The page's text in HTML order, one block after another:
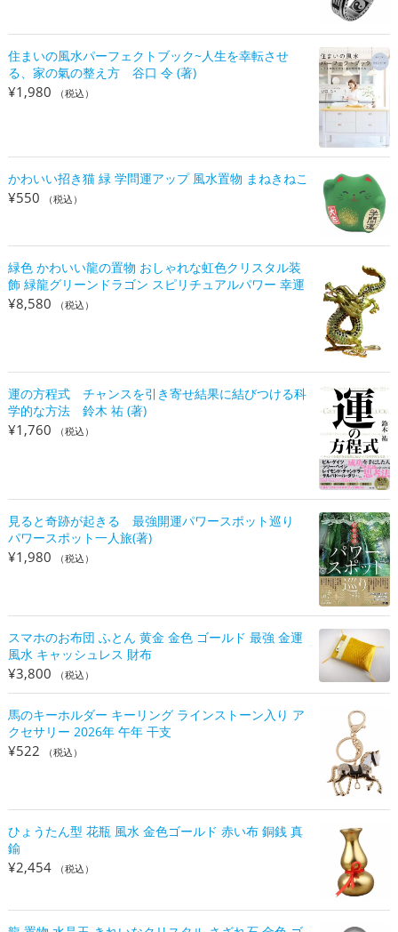
住まいの風水パーフェクトブック~人生を幸転させ
る、家の氣の整え方 谷口 令 (著)
¥1,980 （税込）
かわいい招き猫 緑 学問運アップ 風水置物 まねきねこ
¥550 （税込）
緑色 かわいい龍の置物 おしゃれな虹色クリスタル装
飾 緑龍グリーンドラゴン スピリチュアルパワー 幸運
¥8,580 （税込）
運の方程式 チャンスを引き寄せ結果に結びつける科
学的な方法 鈴木 祐 (著)
¥1,760 （税込）
見ると奇跡が起きる 最強開運パワースポット巡り
パワースポット一人旅(著)
¥1,980 （税込）
スマホのお布団 ふとん 黄金 金色 ゴールド 最強 金運
風水 キャッシュレス 財布
¥3,800 （税込）
馬のキーホルダー キーリング ラインストーン入り ア
クセサリー 2026年 午年 干支
¥522 （税込）
ひょうたん型 花瓶 風水 金色ゴールド 赤い布 銅銭 真
鍮
¥2,454 （税込）